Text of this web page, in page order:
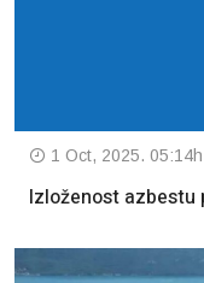
1 Oct, 2025. 05:14h
Izloženost azbestu